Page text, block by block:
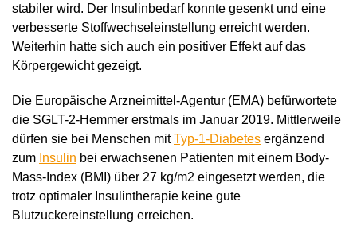
stabiler wird. Der Insulinbedarf konnte gesenkt und eine
verbesserte Stoffwechseleinstellung erreicht werden.
Weiterhin hatte sich auch ein positiver Effekt auf das
Körpergewicht gezeigt.
Die Europäische Arzneimittel-Agentur (EMA) befürwortete
die SGLT-2-Hemmer erstmals im Januar 2019. Mittlerweile
dürfen sie bei Menschen mitTyp-1-Diabetes ergänzend
zum Insulin bei erwachsenen Patienten mit einem Body-
Mass-Index (BMI) über 27 kg/m2 eingesetzt werden, die
trotz optimaler Insulintherapie keine gute
Blutzuckereinstellung erreichen.